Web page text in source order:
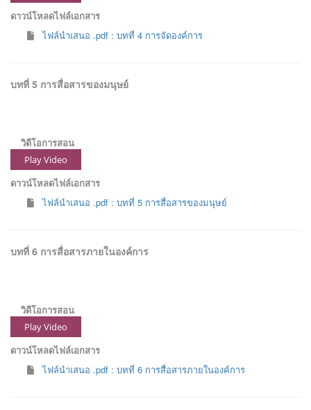
ดาวน์โหลดไฟล์เอกสาร
ไฟล์นำเสนอ .pdf : บทที่ 4 การจัดองค์การ
บทที่ 5 การสื่อสารของมนุษย์
วิดีโอการสอน
Play Video
ดาวน์โหลดไฟล์เอกสาร
ไฟล์นำเสนอ .pdf : บทที่ 5 การสื่อสารของมนุษย์
บทที่ 6 การสื่อสารภายในองค์การ
วิดีโอการสอน
Play Video
ดาวน์โหลดไฟล์เอกสาร
ไฟล์นำเสนอ .pdf : บทที่ 6 การสื่อสารภายในองค์การ